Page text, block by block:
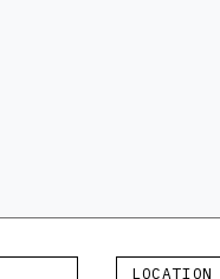
LOCATION